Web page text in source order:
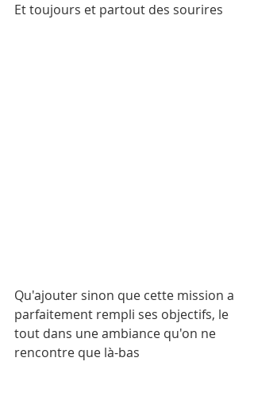
Et toujours et partout des sourires
Qu'ajouter sinon que cette mission a
parfaitement rempli ses objectifs, le
tout dans une ambiance qu'on ne
rencontre que là-bas